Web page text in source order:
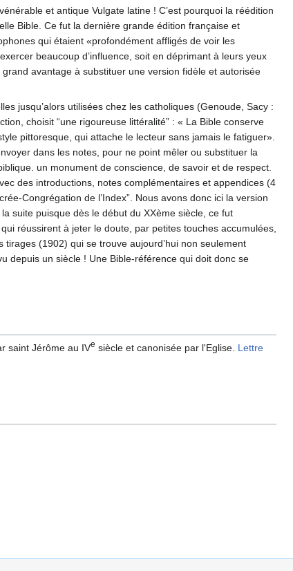
et antique Vulgate latine ! C’est pourquoi la réédition
Bible. Ce fut la dernière grande édition française et
qui étaient «profondément affligés de voir les
beaucoup d’influence, soit en déprimant à leurs yeux
avantage à substituer une version fidèle et autorisée
jusqu’alors utilisées chez les catholiques (Genoude, Sacy :
choisit “une rigoureuse littéralité” : « La Bible conserve
pittoresque, qui attache le lecteur sans jamais le fatiguer».
dans les notes, pour ne point mêler ou substituer la
un monument de conscience, de savoir et de respect.
des introductions, notes complémentaires et appendices (4
Congrégation de l’Index”. Nous avons donc ici la version
suite puisque dès le début du XXème siècle, ce fut
réussirent à jeter le doute, par petites touches accumulées,
(1902) qui se trouve aujourd’hui non seulement
depuis un siècle ! Une Bible-référence qui doit donc se
saint Jérôme au IVe siècle et canonisée par l'Eglise. Lettre